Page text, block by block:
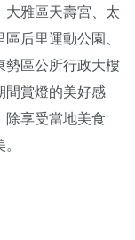
大雅區天壽宮、太
后里運動公園、
勢區公所行政大樓
間賞燈的美好感
除享受當地美食